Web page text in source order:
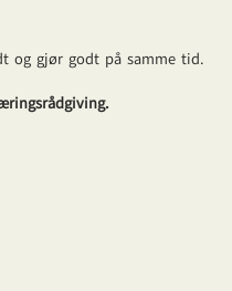
og gjør godt på samme tid.